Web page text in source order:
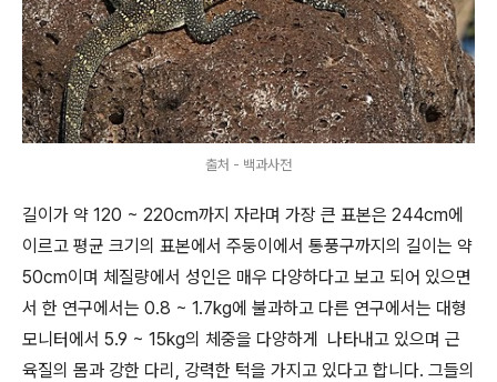
출처 - 백과사전
길이가 약 120 ~ 220cm까지 자라며 가장 큰 표본은 244cm에
이르고 평균 크기의 표본에서 주둥이에서 통풍구까지의 길이는 약
50cm이며 체질량에서 성인은 매우 다양하다고 보고 되어 있으면
서 한 연구에서는 0.8 ~ 1.7kg에 불과하고 다른 연구에서는 대형
모니터에서 5.9 ~ 15kg의 체중을 다양하게 나타내고 있으며 근
육질의 몸과 강한 다리, 강력한 턱을 가지고 있다고 합니다. 그들의